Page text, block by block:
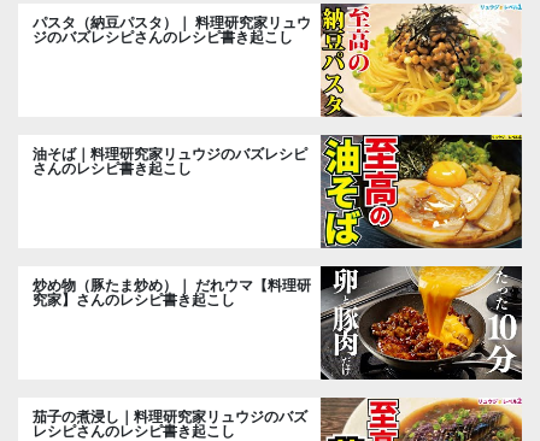
パスタ（納豆パスタ）｜ 料理研究家リュウ
ジのバズレシピさんのレシピ書き起こし
油そば｜料理研究家リュウジのバズレシピ
さんのレシピ書き起こし
炒め物（豚たま炒め）｜ だれウマ【料理研
究家】さんのレシピ書き起こし
茄子の煮浸し｜料理研究家リュウジのバズ
レシピさんのレシピ書き起こし